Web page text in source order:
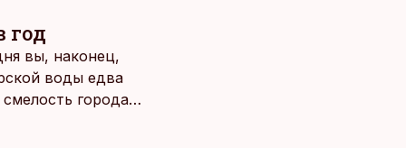
год
вы, наконец,
воды едва
города